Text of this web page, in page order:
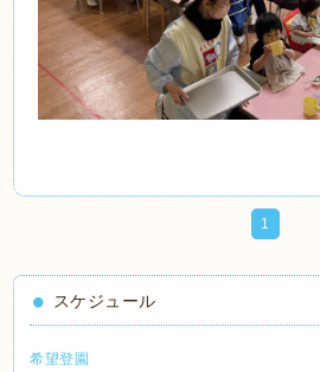
1
スケジュール
希望登園